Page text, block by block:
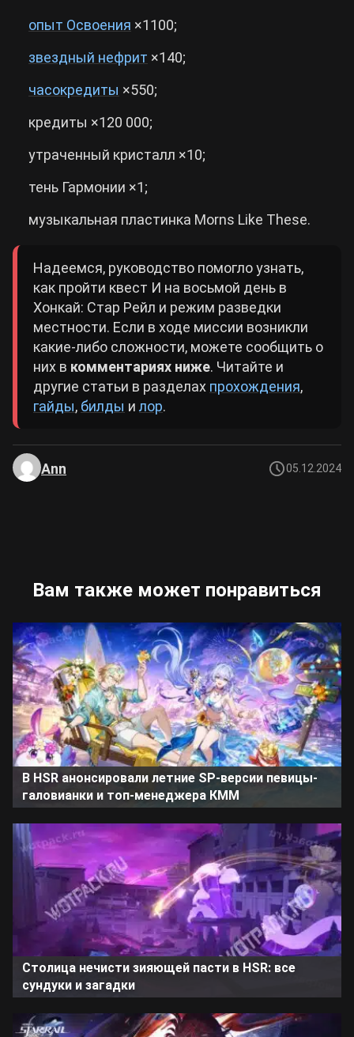
опыт Освоения ×1100;
звездный нефрит ×140;
часокредиты ×550;
кредиты ×120 000;
утраченный кристалл ×10;
тень Гармонии ×1;
музыкальная пластинка Morns Like These.
Надеемся, руководство помогло узнать,
как пройти квест И на восьмой день в
Хонкай: Стар Рейл и режим разведки
местности. Если в ходе миссии возникли
какие-либо сложности, можете сообщить о
них в комментариях ниже. Читайте и
другие статьи в разделах прохождения,
гайды, билды и лор.
Ann 05.12.2024
Вам также может понравиться
В HSR анонсировали летние SP-версии певицы-
галовианки и топ-менеджера КММ
Столица нечисти зияющей пасти в HSR: все
сундуки и загадки